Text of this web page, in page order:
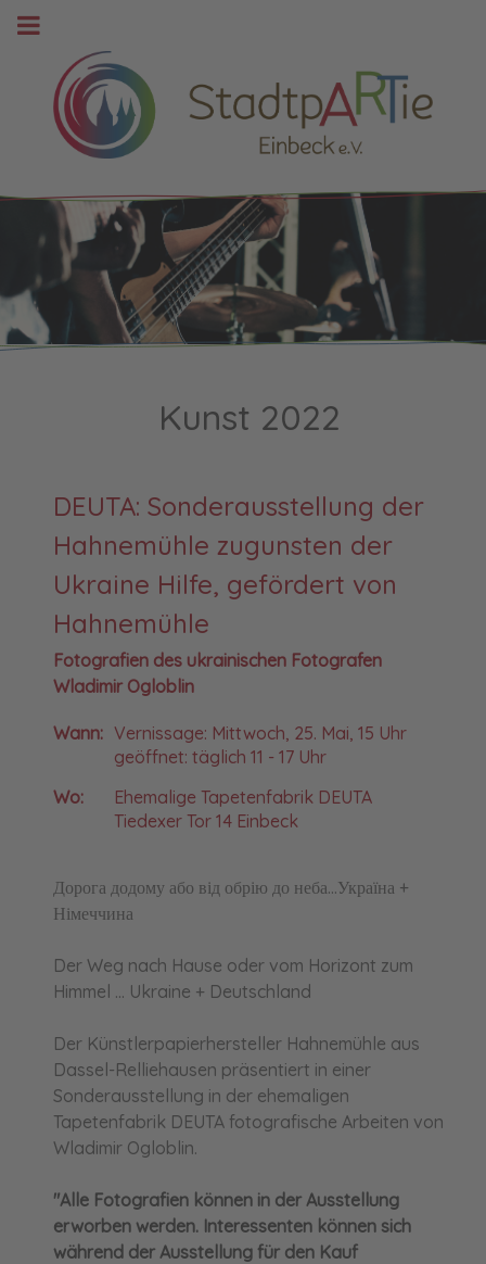
Kunst 2022
DEUTA: Sonderausstellung der
Hahnemühle zugunsten der
Ukraine Hilfe, gefördert von
Hahnemühle
Fotografien des ukrainischen Fotografen
Wladimir Ogloblin
Wann: Vernissage: Mittwoch, 25. Mai, 15 Uhr
geöffnet: täglich 11 - 17 Uhr
Wo:
Ehemalige Tapetenfabrik DEUTA
Tiedexer Tor 14 Einbeck
Дорога додому або від обрію до неба...Україна +
Німеччина
Der Weg nach Hause oder vom Horizont zum
Himmel ... Ukraine + Deutschland
Der Künstlerpapierhersteller Hahnemühle aus
Dassel-Relliehausen präsentiert in einer
Sonderausstellung in der ehemaligen
Tapetenfabrik DEUTA fotografische Arbeiten von
Wladimir Ogloblin.
"Alle Fotografien können in der Ausstellung
erworben werden. Interessenten können sich
während der Ausstellung für den Kauf